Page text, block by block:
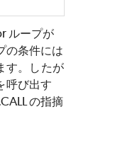
ループが
の条件には
す。したが
呼び出す
の指摘